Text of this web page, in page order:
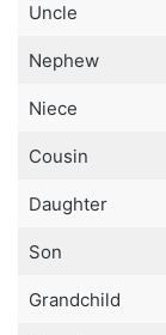
Uncle
Nephew
Niece
Cousin
Daughter
Son
Grandchild